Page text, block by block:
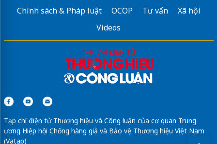
Chính sách & Pháp luật
OCOP Tư vấn
Xã hội
Videos
Tạp chí điện tử Thương hiệu và Công luận của cơ quan Trung
ương Hiệp hội Chống hàng giả và Bảo vệ Thương hiệu Việt Nam
(Vatap)